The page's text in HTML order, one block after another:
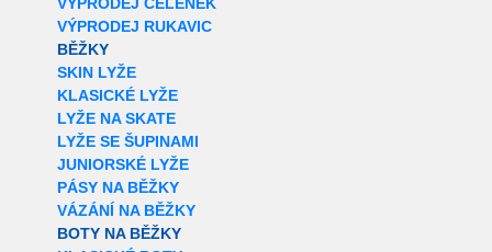
VÝPRODEJ RUKAVIC
BĚŽKY
SKIN LYŽE
KLASICKÉ LYŽE
LYŽE NA SKATE
LYŽE SE ŠUPINAMI
JUNIORSKÉ LYŽE
PÁSY NA BĚŽKY
VÁZÁNÍ NA BĚŽKY
BOTY NA BĚŽKY